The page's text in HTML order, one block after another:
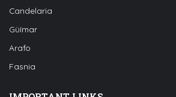
Candelaria
Güímar
Arafo
Fasnia